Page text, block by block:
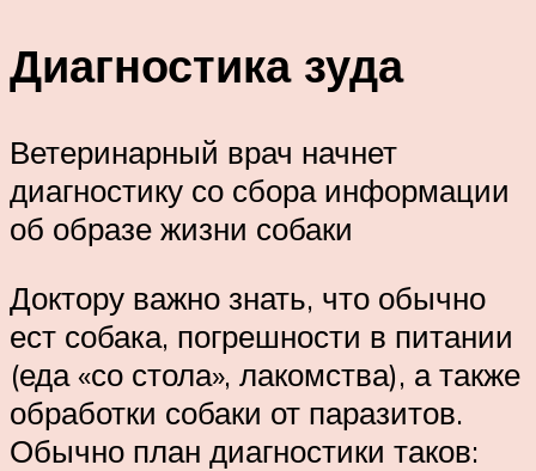
Диагностика зуда
Ветеринарный врач начнет
диагностику со сбора информации
об образе жизни собаки
Доктору важно знать, что обычно
ест собака, погрешности в питании
(еда «со стола», лакомства), а также
обработки собаки от паразитов.
Обычно план диагностики таков: